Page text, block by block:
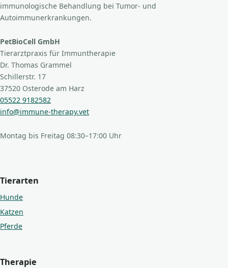
immunologische Behandlung bei Tumor- und
Autoimmunerkrankungen.
PetBioCell GmbH
Tierarztpraxis für Immuntherapie
Dr. Thomas Grammel
Schillerstr. 17
37520 Osterode am Harz
05522 9182582
info@immune-therapy.vet
Montag bis Freitag 08:30–17:00 Uhr
Tierarten
Hunde
Katzen
Pferde
Therapie